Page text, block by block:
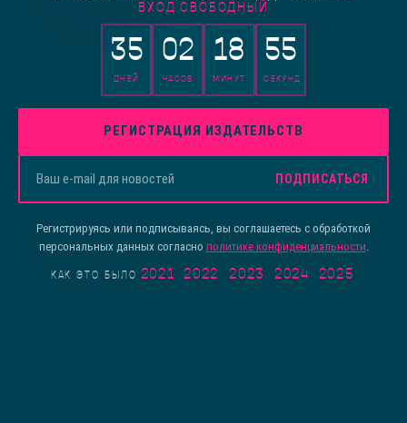
ВХОД СВОБОДНЫЙ
35
ДНЕЙ
02
ЧАСОВ
18
МИНУТ
55
СЕКУНД
РЕГИСТРАЦИЯ ИЗДАТЕЛЬСТВ
ПОДПИСАТЬСЯ
Регистрируясь или подписываясь, вы соглашаетесь с обработкой
персональных данных согласно политике конфиденциальности
КАК ЭТО БЫЛО 2021 · 2022 · 2023 · 2024 · 2025